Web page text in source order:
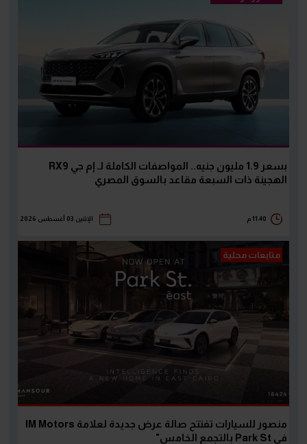
بسعر 1.9 مليون جنيه.. المواصفات الكاملة لـ إم جي RX9
الهجينة ذات السبعة مقاعد بالسوق المصري
11:40 م الإثنين 03 أغسطس 2026
متابعات محلية
منصور للسيارات تفتتح صالة عرض جديدة لعلامة IM Motors
في Park St بالتجمع الخامس"